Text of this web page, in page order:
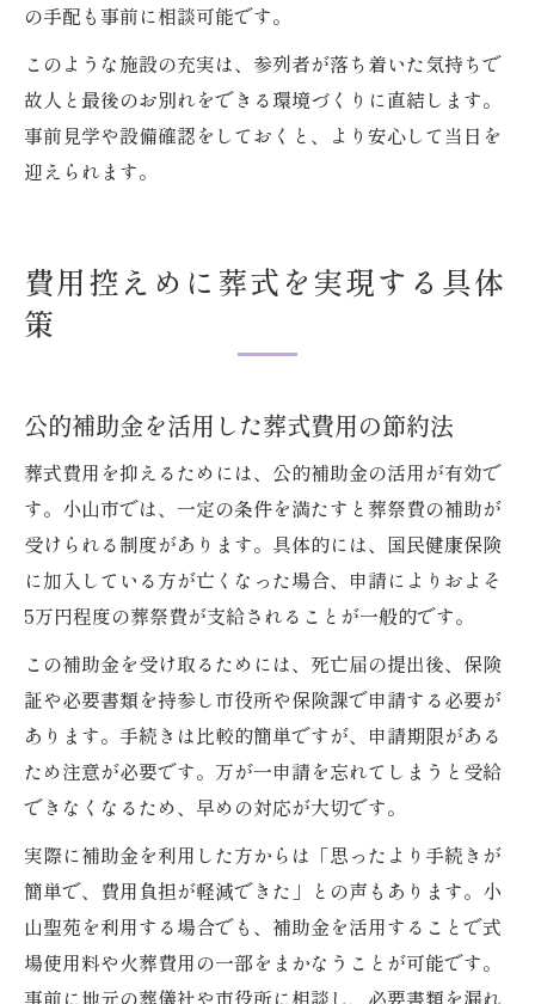
の手配も事前に相談可能です。
このような施設の充実は、参列者が落ち着いた気持ちで
故人と最後のお別れをできる環境づくりに直結します。
事前見学や設備確認をしておくと、より安心して当日を
迎えられます。
費用控えめに葬式を実現する具体
策
公的補助金を活用した葬式費用の節約法
葬式費用を抑えるためには、公的補助金の活用が有効で
す。小山市では、一定の条件を満たすと葬祭費の補助が
受けられる制度があります。具体的には、国民健康保険
に加入している方が亡くなった場合、申請によりおよそ
5万円程度の葬祭費が支給されることが一般的です。
この補助金を受け取るためには、死亡届の提出後、保険
証や必要書類を持参し市役所や保険課で申請する必要が
あります。手続きは比較的簡単ですが、申請期限がある
ため注意が必要です。万が一申請を忘れてしまうと受給
できなくなるため、早めの対応が大切です。
実際に補助金を利用した方からは「思ったより手続きが
簡単で、費用負担が軽減できた」との声もあります。小
山聖苑を利用する場合でも、補助金を活用することで式
場使用料や火葬費用の一部をまかなうことが可能です。